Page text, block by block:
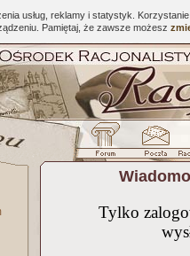
usług, reklamy i statystyk.
Pamiętaj, że zawsze możesz
Tylko